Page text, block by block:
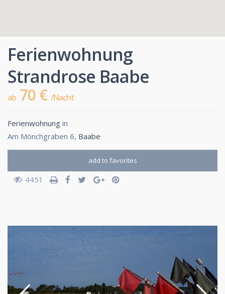
Ferienwohnung
Strandrose Baabe
ab 70 € /Nacht
Ferienwohnung in
Am Mönchgraben 6, Baabe
add to favorites
4451